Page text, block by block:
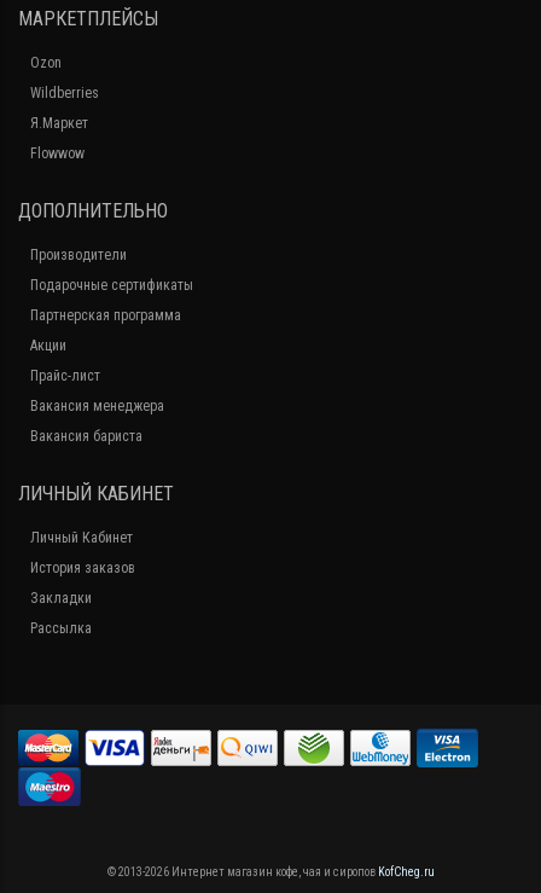
МАРКЕТПЛЕЙСЫ
Ozon
Wildberries
Я.Маркет
Flowwow
ДОПОЛНИТЕЛЬНО
Производители
Подарочные сертификаты
Партнерская программа
Акции
Прайс-лист
Вакансия менеджера
Вакансия бариста
ЛИЧНЫЙ КАБИНЕТ
Личный Кабинет
История заказов
Закладки
Рассылка
© 2013-2026 Интернет магазин кофе, чая и сиропов KofCheg.ru